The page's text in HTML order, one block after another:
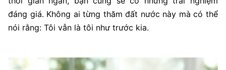
đáng giá. Không ai từng thăm đất nước này mà có thể
nói rằng: Tôi vẫn là tôi như trước kia.